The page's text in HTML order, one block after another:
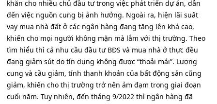
khăn cho nhiều chủ đầu tư trong việc phát triển dự án, dẫn
đến việc nguồn cung bị ảnh hưởng. Ngoài ra, hiện lãi suất
vay mua nhà đất ở các ngân hàng đang tăng lên khá cao,
khiến cho mọi người không mặn mà lắm với thị trường. Theo
tìm hiểu thì cả nhu cầu đầu tư BĐS và mua nhà ở thực đều
đang giảm sút do tín dụng không được “thoải mái”. Lượng
cung và cầu giảm, tính thanh khoản của bất động sản cũng
giảm, khiến cho thị trường trở nên ảm đạm trong giai đoạn
cuối năm. Tuy nhiên, đến tháng 9/2022 thì ngân hàng đã